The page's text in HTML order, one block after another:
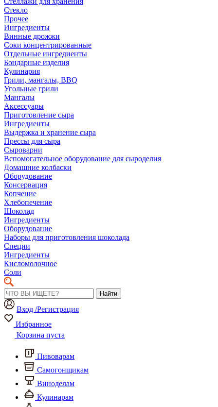
Стекло
Прочее
Ингредиенты
Винные дрожжи
Соки концентрированные
Отдельные ингредиенты
Бондарные изделия
Кулинария
Грили, мангалы, BBQ
Угольные грили
Мангалы
Аксессуары
Приготовление сыра
Ингредиенты
Выдержка и хранение сыра
Прессы для сыра
Сыроварни
Вспомогательное оборудование для сыроделия
Домашние колбаски
Оборудование
Консервация
Копчение
Хлебопечение
Шоколад
Ингредиенты
Оборудование
Наборы для приготовления шоколада
Специи
Ингредиенты
Кисломолочное
Соли
Найти
Вход /Регистрация
Избранное
Корзина пуста
Пивоварам
Самогонщикам
Виноделам
Кулинарам